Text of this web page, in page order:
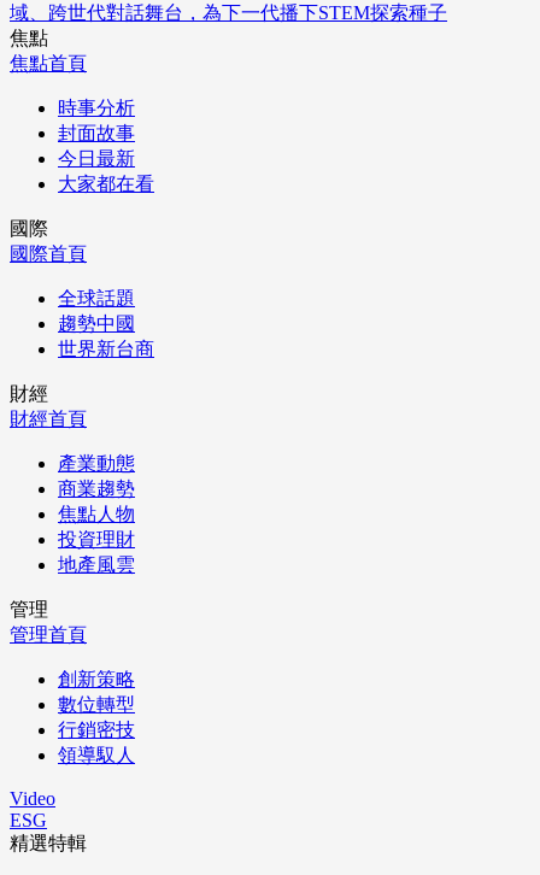
域、跨世代對話舞台，為下一代播下STEM探索種子
焦點
焦點首頁
時事分析
封面故事
今日最新
大家都在看
國際
國際首頁
全球話題
趨勢中國
世界新台商
財經
財經首頁
產業動態
商業趨勢
焦點人物
投資理財
地產風雲
管理
管理首頁
創新策略
數位轉型
行銷密技
領導馭人
Video
ESG
精選特輯